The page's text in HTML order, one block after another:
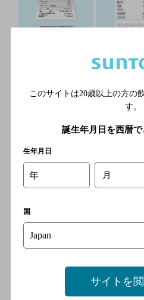
極端に反ってい
極端な歪み
ピントが
印字が薄い
▼「LINEでログイン」について
レシート画像をアップロード
LINE公式アカウント（以下、
いう）の認証に同意・友だち
全てご入力のうえご応募くださ
※LINE公式アカウントとすで
ーンへの応募ができなくな
このサイトは20歳以上の方の
す。
誕生年月日を西暦で
生年月日
年 月
国
サイトを